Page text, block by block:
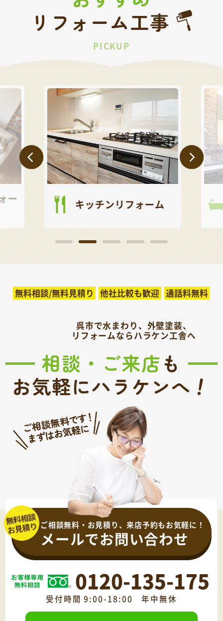
リフォーム工事
PICKUP
ー キッチンリフォーム
無料相談/無料見積り 他社比較も歓迎 通話料無料
呉市で水まわり、外壁塗装、
リフォームならハラケン工舎へ
相談・ご来店も
お気軽にハラケンへ！
ご相談無料・お見積り、来店予約もお気軽に！
メールでお問い合わせ
0120-135-175
受付時間 9:00-18:00 年中無休